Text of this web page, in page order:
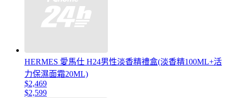
HERMES 愛馬仕 H24男性淡香精禮盒(淡香精100ML+活
力保濕面霜20ML)
$2,469
$2,599